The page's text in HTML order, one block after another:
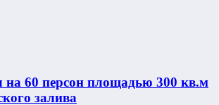
на 60 персон площадью 300 кв.м
залива